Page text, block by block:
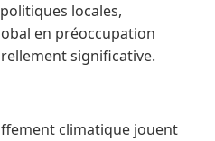
locales,
en préoccupation
significative.
climatique jouent